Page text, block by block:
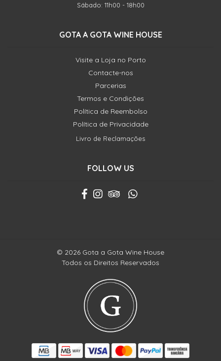
Sábado: 11h00 - 18h00
GOTA A GOTA WINE HOUSE
Visite a Loja no Porto
Contacte-nos
Parcerias
Termos e Condições
Política de Reembolso
Política de Privacidade
Livro de Reclamações
FOLLOW US
© 2026 Gota a Gota Wine House
Todos os Direitos Reservados